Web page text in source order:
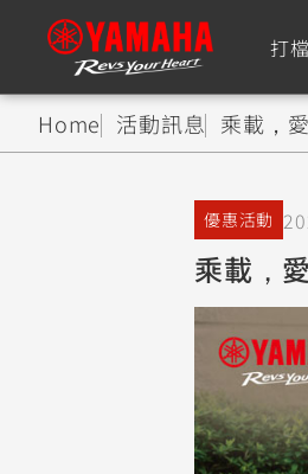
打
追蹤
Home 活動訊息 乘載，
優惠活動
乘載，